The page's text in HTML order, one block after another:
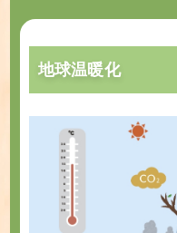
地球温暖化